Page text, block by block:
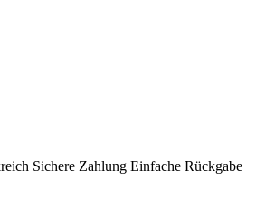
Sichere Zahlung Einfache Rückgabe